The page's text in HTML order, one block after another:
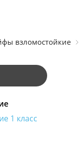
взломостойкие
1 класс